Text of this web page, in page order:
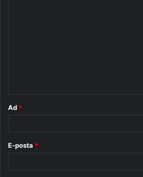
Ad *
E-posta *